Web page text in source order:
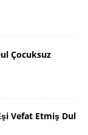
Çocuksuz
Vefat Etmiş Dul